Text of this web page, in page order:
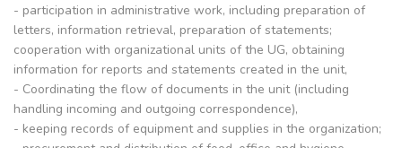
- participation in administrative work, including preparation of
letters, information retrieval, preparation of statements;
cooperation with organizational units of the UG, obtaining
information for reports and statements created in the unit,
- Coordinating the flow of documents in the unit (including
handling incoming and outgoing correspondence),
- keeping records of equipment and supplies in the organization;